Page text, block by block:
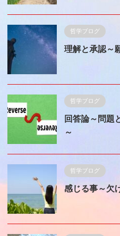
哲学ブログ
理解と承認～
哲学ブログ
回答論～問題
～
哲学ブログ
感じる事～欠